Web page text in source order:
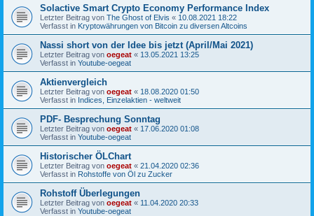
Solactive Smart Crypto Economy Performance Index
Letzter Beitrag von The Ghost of Elvis « 10.08.2021 18:22
Verfasst in Kryptowährungen von Bitcoin zu diversen Altcoins
Nassi short von der Idee bis jetzt (April/Mai 2021)
Letzter Beitrag von oegeat « 13.05.2021 13:25
Verfasst in Youtube-oegeat
Aktienvergleich
Letzter Beitrag von oegeat « 18.08.2020 01:50
Verfasst in Indices, Einzelaktien - weltweit
PDF- Besprechung Sonntag
Letzter Beitrag von oegeat « 17.06.2020 01:08
Verfasst in Youtube-oegeat
Historischer ÖLChart
Letzter Beitrag von oegeat « 21.04.2020 02:36
Verfasst in Rohstoffe von Öl zu Zucker
Rohstoff Überlegungen
Letzter Beitrag von oegeat « 11.04.2020 20:33
Verfasst in Youtube-oegeat